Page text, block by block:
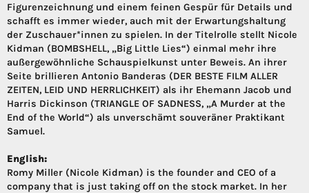
Figurenzeichnung und einem feinen Gespür für Details und
schafft es immer wieder, auch mit der Erwartungshaltung
der Zuschauer*innen zu spielen. In der Titelrolle stellt Nicole
Kidman (BOMBSHELL, „Big Little Lies“) einmal mehr ihre
außergewöhnliche Schauspielkunst unter Beweis. An ihrer
Seite brillieren Antonio Banderas (DER BESTE FILM ALLER
ZEITEN, LEID UND HERRLICHKEIT) als ihr Ehemann Jacob und
Harris Dickinson (TRIANGLE OF SADNESS, „A Murder at the
End of the World“) als unverschämt souveräner Praktikant
Samuel.
English:
Romy Miller (Nicole Kidman) is the founder and CEO of a
company that is just taking off on the stock market. In her